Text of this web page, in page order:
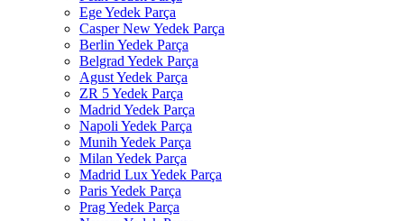
Ege Yedek Parça
Casper New Yedek Parça
Berlin Yedek Parça
Belgrad Yedek Parça
Agust Yedek Parça
ZR 5 Yedek Parça
Madrid Yedek Parça
Napoli Yedek Parça
Munih Yedek Parça
Milan Yedek Parça
Madrid Lux Yedek Parça
Paris Yedek Parça
Prag Yedek Parça